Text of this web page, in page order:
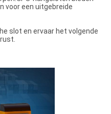
voor een uitgebreide
slot en ervaar het volgende